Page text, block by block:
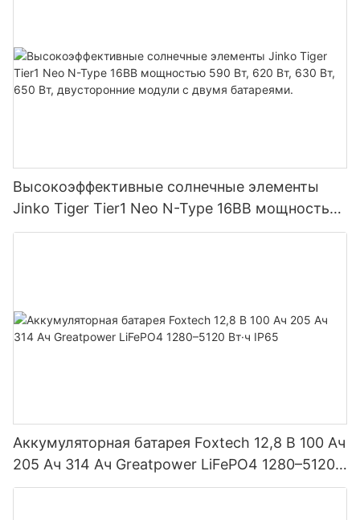
Высокоэффективные солнечные элементы
Jinko Tiger Tier1 Neo N-Type 16BB мощностью
590 Вт, 620 Вт, 630 Вт, 650 Вт, двусторонние
Аккумуляторная батарея Foxtech 12,8 В 100 Ач
205 Ач 314 Ач Greatpower LiFePO4 1280–5120
Вт·ч IP65